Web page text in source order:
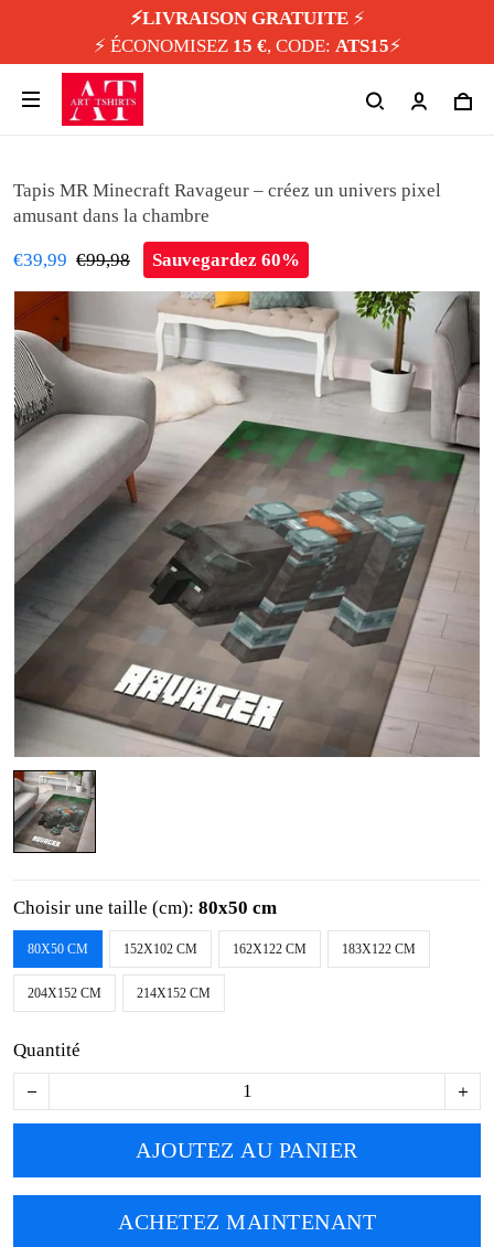
⚡️LIVRAISON GRATUITE⚡️
⚡️ ÉCONOMISEZ 15 €, CODE: ATS15⚡️
Tapis MR Minecraft Ravageur – créez un univers pixel
amusant dans la chambre
€39,99 €99,98 Sauvegardez 60%
Choisir une taille (cm): 80x50 cm
80X50 CM 152X102 CM 162X122 CM 183X122 CM
204X152 CM 214X152 CM
Quantité
AJOUTEZ AU PANIER
ACHETEZ MAINTENANT